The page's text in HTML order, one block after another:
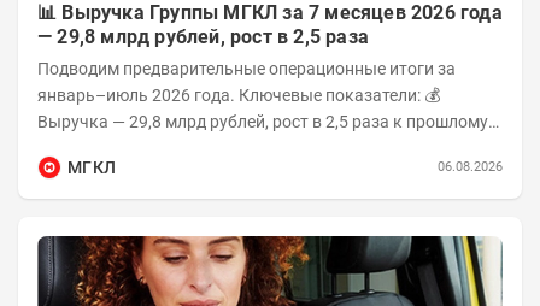
📊 Выручка Группы МГКЛ за 7 месяцев 2026 года
— 29,8 млрд рублей, рост в 2,5 раза
Подводим предварительные операционные итоги за
январь–июль 2026 года. Ключевые показатели: 💰
Выручка — 29,8 млрд рублей, рост в 2,5 раза к прошлому
МГКЛ
06.08.2026